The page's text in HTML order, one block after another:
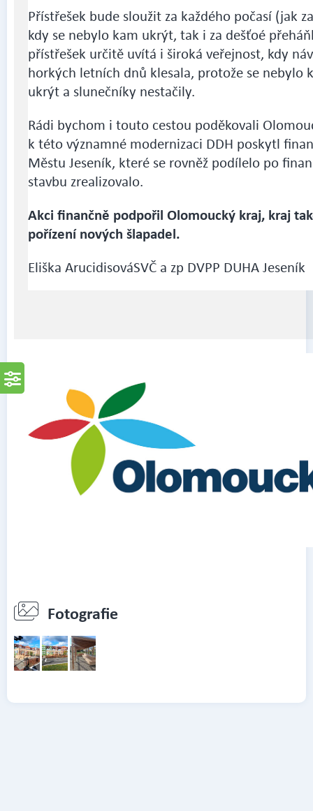
Přístřešek bude sloužit za každého počasí (jak
kdy se nebylo kam ukrýt, tak i za dešťoé
přístřešek určitě uvítá i široká veřejnost, kdy
horkých letních dnů klesala, protože se nebylo
ukrýt a slunečníky nestačily.
Rádi bychom i touto cestou poděkovali
k této významné modernizaci DDH poskytl
Městu Jeseník, které se rovněž podílelo po
stavbu zrealizovalo.
Akci finančně podpořil Olomoucký kraj, kraj
pořízení nových šlapadel.
Eliška ArucidisováSVČ a zp DVPP DUHA Jeseník
Fotografie